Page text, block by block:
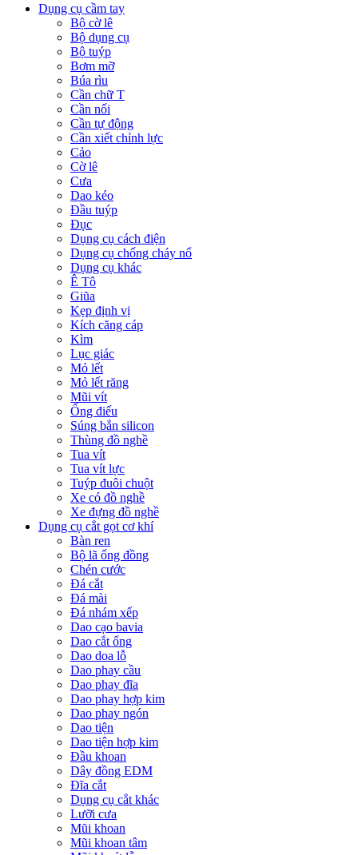
Dụng cụ cầm tay
Bộ cờ lê
Bộ dụng cụ
Bộ tuýp
Bơm mỡ
Búa rìu
Cần chữ T
Cần nối
Cần tự động
Cần xiết chỉnh lực
Cảo
Cờ lê
Cưa
Dao kéo
Đầu tuýp
Đục
Dụng cụ cách điện
Dụng cụ chống cháy nổ
Dụng cụ khác
Ê Tô
Giũa
Kẹp định vị
Kích căng cáp
Kìm
Lục giác
Mỏ lết
Mỏ lết răng
Mũi vít
Ống điếu
Súng bắn silicon
Thùng đồ nghề
Tua vít
Tua vít lực
Tuýp đuôi chuột
Xe có đồ nghề
Xe đựng đồ nghề
Dụng cụ cắt gọt cơ khí
Bàn ren
Bộ lã ống đồng
Chén cước
Đá cắt
Đá mài
Đá nhám xếp
Dao cạo bavia
Dao cắt ống
Dao doa lỗ
Dao phay cầu
Dao phay đĩa
Dao phay hợp kim
Dao phay ngón
Dao tiện
Dao tiện hợp kim
Đầu khoan
Dây đồng EDM
Đĩa cắt
Dụng cụ cắt khác
Lưỡi cưa
Mũi khoan
Mũi khoan tâm